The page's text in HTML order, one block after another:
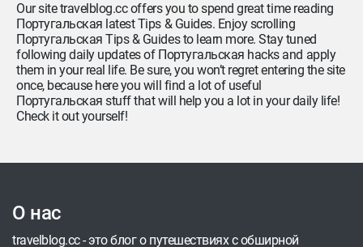
Our site travelblog.cc offers you to spend great time reading
Португальская latest Tips & Guides. Enjoy scrolling
Португальская Tips & Guides to learn more. Stay tuned
following daily updates of Португальская hacks and apply
them in your real life. Be sure, you won’t regret entering the site
once, because here you will find a lot of useful
Португальская stuff that will help you a lot in your daily life!
Check it out yourself!
О нас
travelblog.cc - это блог о путешествиях с обширной